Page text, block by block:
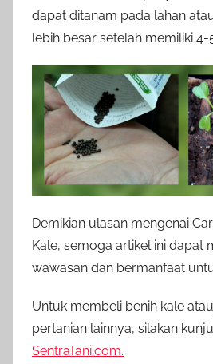
dapat ditanam pada lahan
lebih besar setelah memiliki 4-
Demikian ulasan mengenai
Kale, semoga artikel ini dapat
wawasan dan bermanfaat
Untuk membeli benih kale
pertanian lainnya, silakan
SentraTani.com.